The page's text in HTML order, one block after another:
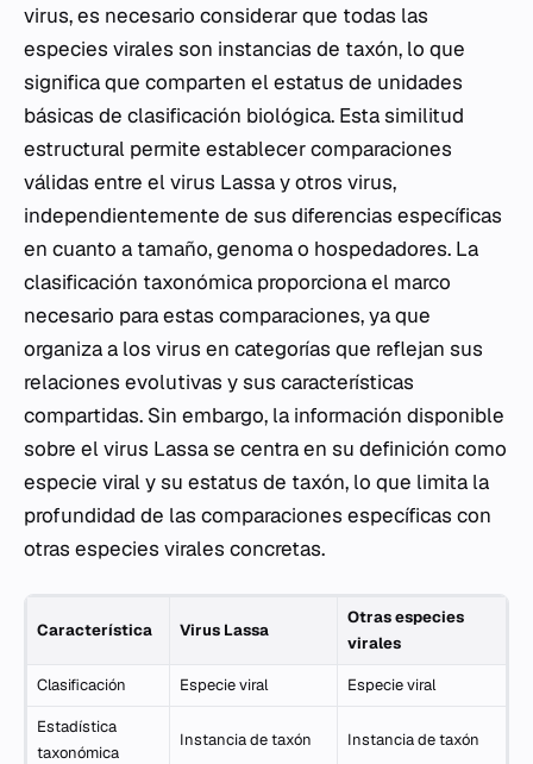
virus, es necesario considerar que todas las
especies virales son instancias de taxón, lo que
significa que comparten el estatus de unidades
básicas de clasificación biológica. Esta similitud
estructural permite establecer comparaciones
válidas entre el virus Lassa y otros virus,
independientemente de sus diferencias específicas
en cuanto a tamaño, genoma o hospedadores. La
clasificación taxonómica proporciona el marco
necesario para estas comparaciones, ya que
organiza a los virus en categorías que reflejan sus
relaciones evolutivas y sus características
compartidas. Sin embargo, la información disponible
sobre el virus Lassa se centra en su definición como
especie viral y su estatus de taxón, lo que limita la
profundidad de las comparaciones específicas con
otras especies virales concretas.
Característica Virus Lassa
Otras especies
virales
Clasificación Especie viral Especie viral
Estadística
taxonómica
Instancia de taxón Instancia de taxón